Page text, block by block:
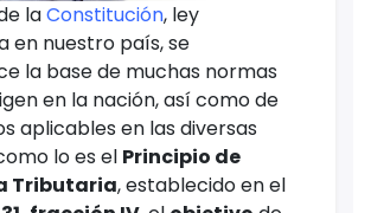
laConstitución, ley
en nuestro país, se
la base de muchas normas
en la nación, así como de
aplicables en las diversas
lo es el Principio de
Tributaria, establecido en el